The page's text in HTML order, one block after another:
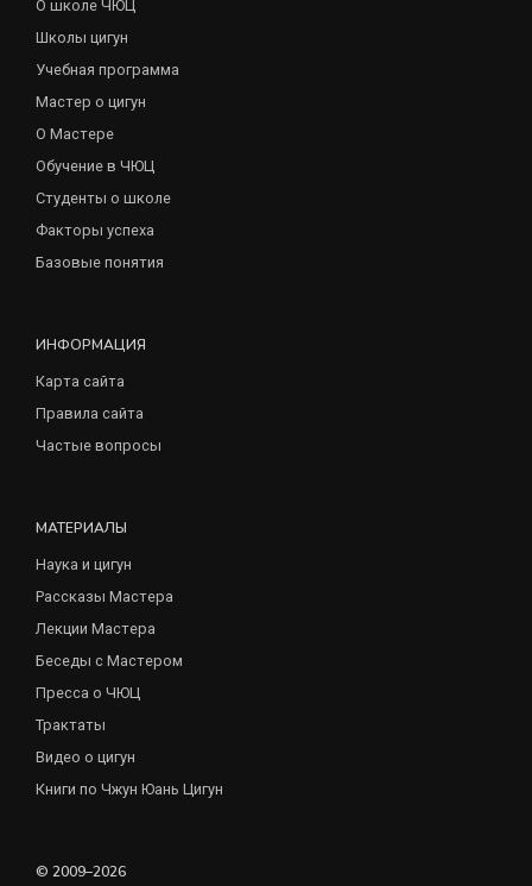
О школе ЧЮЦ
Школы цигун
Учебная программа
Мастер о цигун
О Мастере
Обучение в ЧЮЦ
Студенты о школе
Факторы успеха
Базовые понятия
ИНФОРМАЦИЯ
Карта сайта
Правила сайта
Частые вопросы
МАТЕРИАЛЫ
Наука и цигун
Рассказы Мастера
Лекции Мастера
Беседы с Мастером
Пресса о ЧЮЦ
Трактаты
Видео о цигун
Книги по Чжун Юань Цигун
© 2009–2026